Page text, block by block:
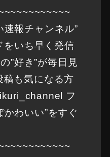
速報チャンネル”
をいち早く発信
好き”が毎日見
も気になる方
フ
かわいい”をすぐ